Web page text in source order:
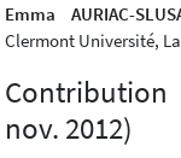
Emma AURIAC-
Clermont Université,
nov. 2012)